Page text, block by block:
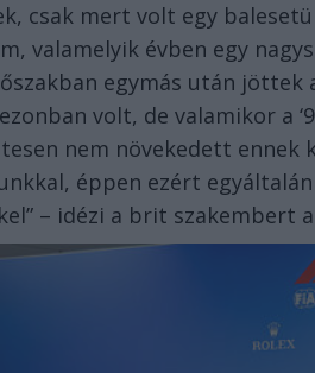
csak mert volt egy
valamelyik évben egy
egymás után jöttek
volt, de valamikor a
nem növekedett
éppen ezért
– idézi a brit szakembert